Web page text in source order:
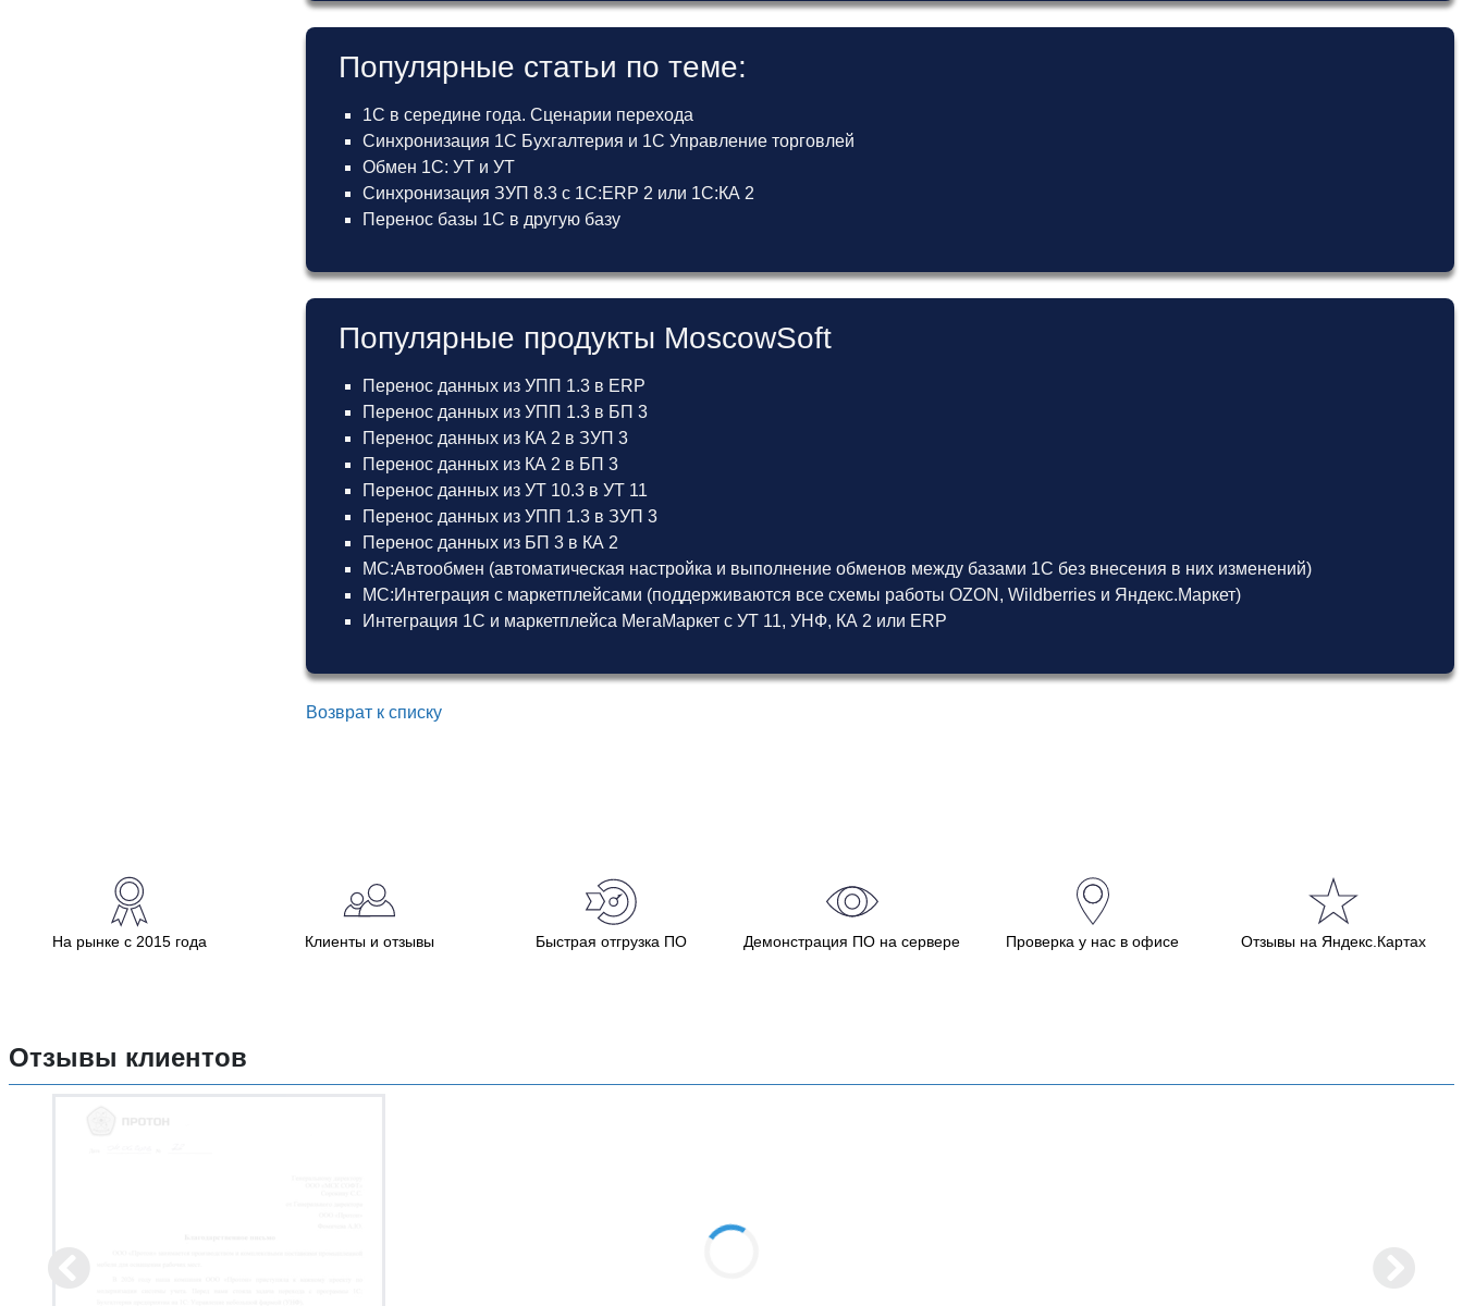
Популярные статьи по теме:
1С в середине года. Сценарии перехода
Синхронизация 1С Бухгалтерия и 1С Управление торговлей
Обмен 1С: УТ и УТ
Синхронизация ЗУП 8.3 с 1С:ERP 2 или 1С:КА 2
Перенос базы 1С в другую базу
Популярные продукты MoscowSoft
Перенос данных из УПП 1.3 в ERP
Перенос данных из УПП 1.3 в БП 3
Перенос данных из КА 2 в ЗУП 3
Перенос данных из КА 2 в БП 3
Перенос данных из УТ 10.3 в УТ 11
Перенос данных из УПП 1.3 в ЗУП 3
Перенос данных из БП 3 в КА 2
МС:Автообмен (автоматическая настройка и выполнение обменов между базами 1С без внесения в них изменений)
МС:Интеграция с маркетплейсами (поддерживаются все схемы работы OZON, Wildberries и Яндекс.Маркет)
Интеграция 1С и маркетплейса МегаМаркет сУТ 11,УНФ, КА 2 или ERP
Возврат к списку
На рынке с 2015 года Клиенты и отзывы Быстрая отгрузка ПО Демонстрация ПО на сервере Проверка у нас в офисе Отзывы на Яндекс.Картах
Отзывы клиентов